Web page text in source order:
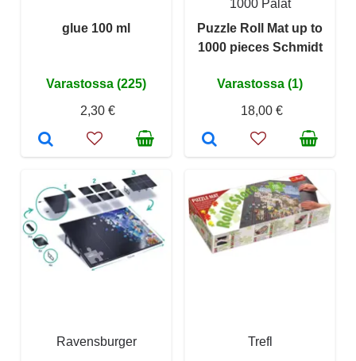
glue 100 ml
Varastossa (225)
2,30 €
1000 Palat
Puzzle Roll Mat up to
1000 pieces Schmidt
Varastossa (1)
18,00 €
Ravensburger
Trefl